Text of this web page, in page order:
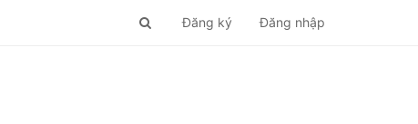
Đăng ký Đăng nhập